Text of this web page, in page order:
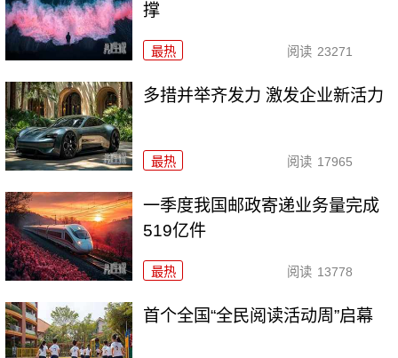
撑
最热 阅读 23271
多措并举齐发力 激发企业新活力
最热 阅读 17965
一季度我国邮政寄递业务量完成
519亿件
最热 阅读 13778
首个全国“全民阅读活动周”启幕